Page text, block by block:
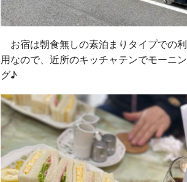
お宿は朝食無しの素泊まりタイプでの利
用なので、近所のキッチャテンでモーニン
グ♪